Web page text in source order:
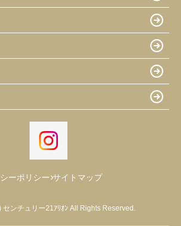
ーポリシー サイトマップ
センチュリー21ｱﾘｵﾝ All Rights Reserved.